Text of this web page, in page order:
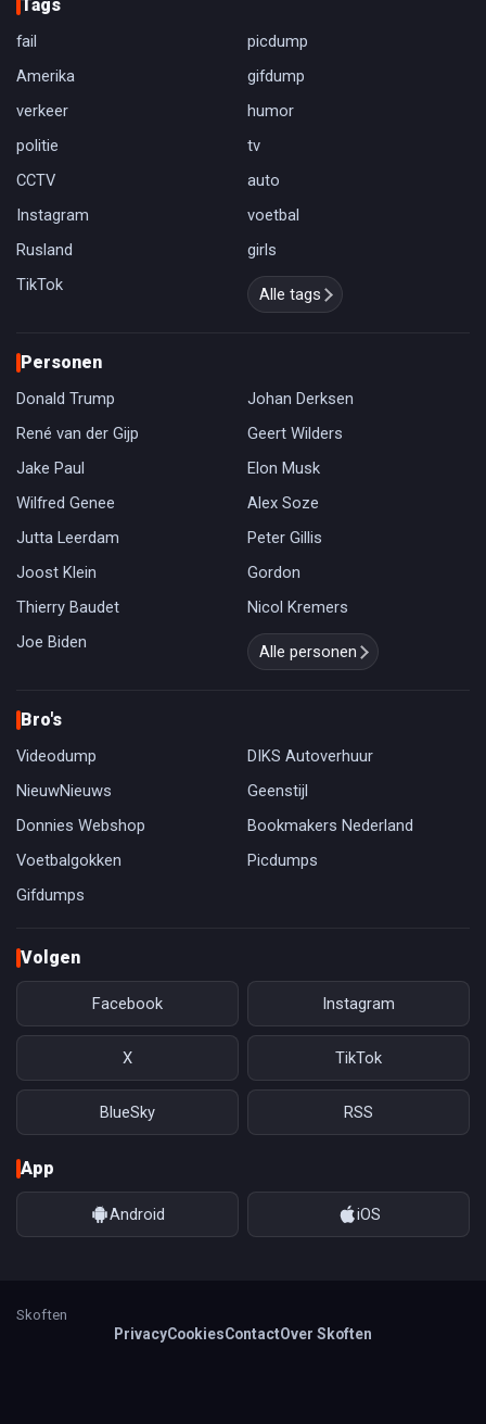
Tags
fail
picdump
Amerika
gifdump
verkeer
humor
politie
tv
CCTV
auto
Instagram
voetbal
Rusland
girls
TikTok
Alle tags
Personen
Donald Trump
Johan Derksen
René van der Gijp
Geert Wilders
Jake Paul
Elon Musk
Wilfred Genee
Alex Soze
Jutta Leerdam
Peter Gillis
Joost Klein
Gordon
Thierry Baudet
Nicol Kremers
Joe Biden
Alle personen
Bro's
Videodump
DIKS Autoverhuur
NieuwNieuws
Geenstijl
Donnies Webshop
Bookmakers Nederland
Voetbalgokken
Picdumps
Gifdumps
Volgen
Facebook Instagram
X TikTok
BlueSky RSS
App
Android iOS
Skoften
PrivacyCookiesContactOver Skoften